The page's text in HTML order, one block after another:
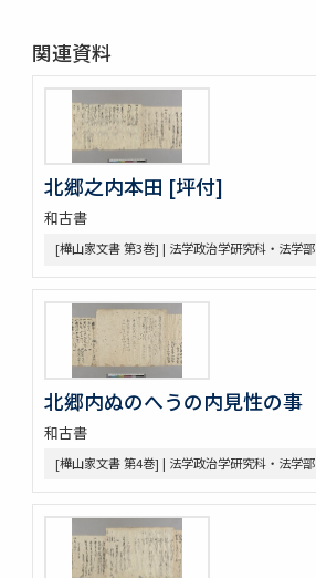
[城東寺文書]
綸旨五通[城東寺文書 第1巻]
[城東寺文書 第2巻]
高野山寶光院文書
売券類
[中世沽券状など貼り交ぜ]
[樺山家文書]
[樺山家文書 第2巻]
[樺山家文書 第3巻]
[樺山家文書 第4巻]
九条公爵家旧蔵古典籍
令義解
元長卿記
令集解[甲:2:1147]
康富記
古代中世法制史料
中世法制史料
関連資料
北郷之内本田 [坪付]
和古書
[樺山家文書 第3巻] | 法学政治学研究科・法学部
北郷内ぬのへうの内見性の事
和古書
[樺山家文書 第4巻] | 法学政治学研究科・法学部